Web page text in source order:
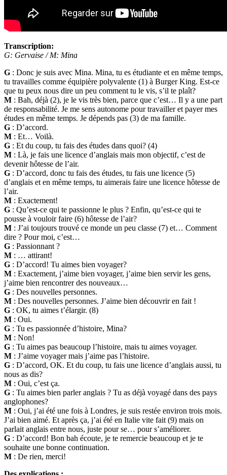
Transcription:
G: Gervaise / M: Mina
G : Donc je suis avec Mina. Mina, tu es étudiante et en même temps,
tu travailles comme équipière polyvalente (1) à Burger King. Est-ce
que tu peux nous dire un peu comment tu le vis, s’il te plaît?
M : Bah, déjà (2), je le vis très bien, parce que c’est… Il y a une part
de responsabilité. Je me sens autonome pour travailler et payer mes
études en même temps. Je dépends pas (3) de ma famille.
G : D’accord.
M : Et… Voilà.
G : Et du coup, tu fais des études dans quoi? (4)
M : Là, je fais une licence d’anglais mais mon objectif, c’est de
devenir hôtesse de l’air.
G : D’accord, donc tu fais des études, tu fais une licence (5)
d’anglais et en même temps, tu aimerais faire une licence hôtesse de
l’air.
M : Exactement!
G : Qu’est-ce qui te passionne le plus ? Enfin, qu’est-ce qui te
pousse à vouloir faire (6) hôtesse de l’air?
M : J’ai toujours trouvé ce monde un peu classe (7) et… Comment
dire ? Pour moi, c’est…
G : Passionnant ?
M : … attirant!
G : D’accord! Tu aimes bien voyager?
M : Exactement, j’aime bien voyager, j’aime bien servir les gens,
j’aime bien rencontrer des nouveaux…
G : Des nouvelles personnes.
M : Des nouvelles personnes. J’aime bien découvrir en fait !
G : OK, tu aimes t’élargir. (8)
M : Oui.
G : Tu es passionnée d’histoire, Mina?
M : Non!
G : Tu aimes pas beaucoup l’histoire, mais tu aimes voyager.
M : J’aime voyager mais j’aime pas l’histoire.
G : D’accord, OK. Et du coup, tu fais une licence d’anglais aussi, tu
nous as dis?
M : Oui, c’est ça.
G : Tu aimes bien parler anglais ? Tu as déjà voyagé dans des pays
anglophones?
M : Oui, j’ai été une fois à Londres, je suis restée environ trois mois.
J’ai bien aimé. Et après ça, j’ai été en Italie vite fait (9) mais on
parlait anglais entre nous, juste pour se… pour s’améliorer.
G : D’accord! Bon bah écoute, je te remercie beaucoup et je te
souhaite une bonne continuation.
M : De rien, merci!